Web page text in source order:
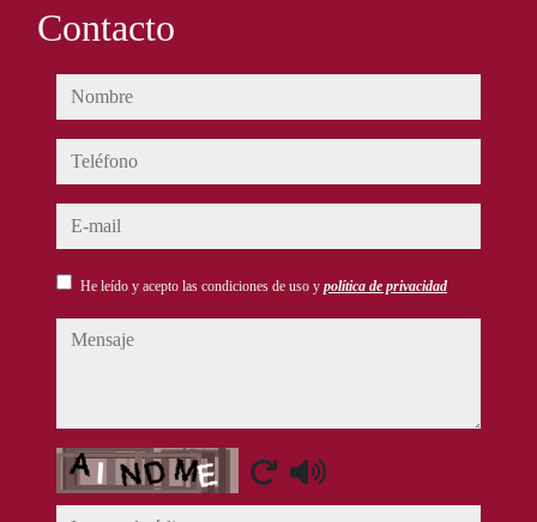
Contacto
nombre
teléfono
e-mail
He leído y acepto las condiciones de uso y política de privacidad
mensaje
Captcha